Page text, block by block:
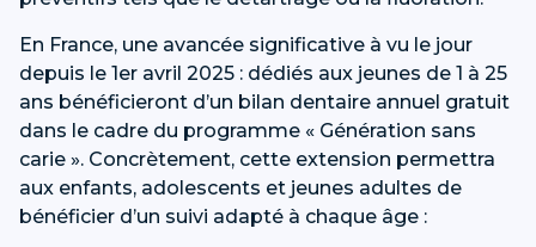
En France, une avancée significative à vu le jour
depuis le 1er avril 2025 : dédiés aux jeunes de 1 à 25
ans bénéficieront d’un bilan dentaire annuel gratuit
dans le cadre du programme « Génération sans
carie ». Concrètement, cette extension permettra
aux enfants, adolescents et jeunes adultes de
bénéficier d’un suivi adapté à chaque âge :